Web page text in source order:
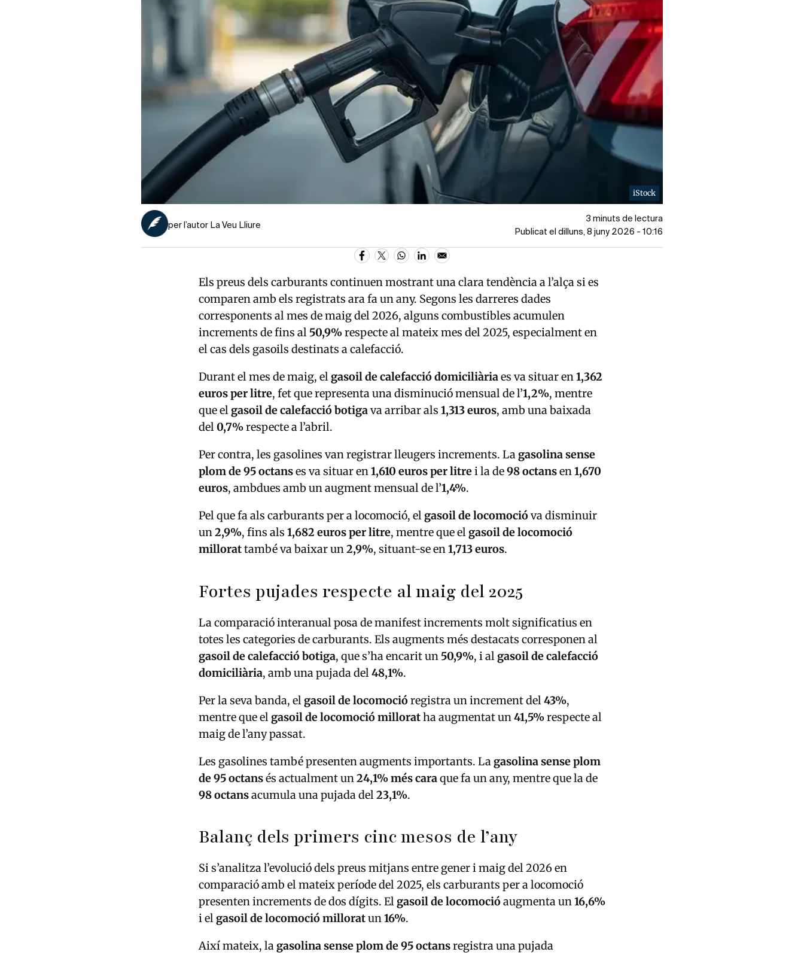
iStock
per l’autor La Veu Lliure
3 minuts de lectura
Publicat el dilluns, 8 juny 2026 - 10:16
Els preus dels carburants continuen mostrant una clara tendència a l’alça si es
comparen amb els registrats ara fa un any. Segons les darreres dades
corresponents al mes de maig del 2026, alguns combustibles acumulen
increments de fins al 50,9%respecte al mateix mes del 2025, especialment en
el cas dels gasoils destinats a calefacció.
Durant el mes de maig, elgasoil de calefacció domiciliàriaes va situar en1,362
euros per litre, fet que representa una disminució mensual de l’1,2%, mentre
que elgasoil de calefacció botigava arribar als 1,313 euros, amb una baixada
del0,7%respecte a l’abril.
Per contra, les gasolines van registrar lleugers increments. Lagasolina sense
plom de 95 octanses va situar en1,610 euros per litrei la de98 octansen1,670
euros, ambdues amb un augment mensual de l’1,4%.
Pel que fa als carburants per a locomoció, elgasoil de locomocióva disminuir
un2,9%, fins als 1,682 euros per litre, mentre que elgasoil de locomoció
millorattambé va baixar un2,9%, situant-se en1,713 euros.
Fortes pujades respecte al maig del 2025
La comparació interanual posa de manifest increments molt significatius en
totes les categories de carburants. Els augments més destacats corresponen al
gasoil de calefacció botiga, que s’ha encarit un 50,9%, i algasoil de calefacció
domiciliària, amb una pujada del48,1%.
Per la seva banda, elgasoil de locomocióregistra un increment del43%,
mentre que elgasoil de locomoció milloratha augmentat un41,5%respecte al
maig de l’any passat.
Les gasolines també presenten augments importants. Lagasolina sense plom
de 95 octansés actualment un24,1% més caraque fa un any, mentre que la de
98 octansacumula una pujada del23,1%.
Balanç dels primers cinc mesos de l’any
Si s’analitza l’evolució dels preus mitjans entre gener i maig del 2026 en
comparació amb el mateix període del 2025, els carburants per a locomoció
presenten increments de dos dígits. Elgasoil de locomocióaugmenta un16,6%
i elgasoil de locomoció milloratun16%.
Així mateix, lagasolina sense plom de 95 octansregistra una pujada